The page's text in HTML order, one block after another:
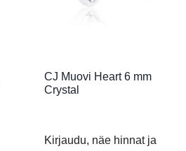
CJ Muovi Heart 6 mm
Crystal
Kirjaudu, näe hinnat ja